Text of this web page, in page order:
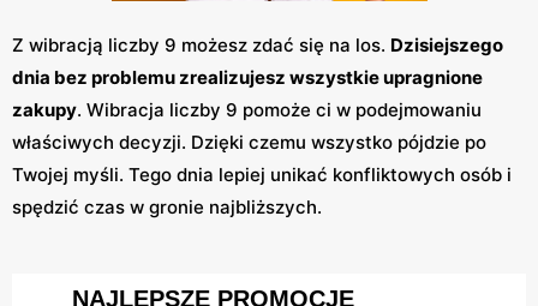
Z wibracją liczby 9 możesz zdać się na los. Dzisiejszego
dnia bez problemu zrealizujesz wszystkie upragnione
zakupy. Wibracja liczby 9 pomoże ci w podejmowaniu
właściwych decyzji. Dzięki czemu wszystko pójdzie po
Twojej myśli. Tego dnia lepiej unikać konfliktowych osób i
spędzić czas w gronie najbliższych.